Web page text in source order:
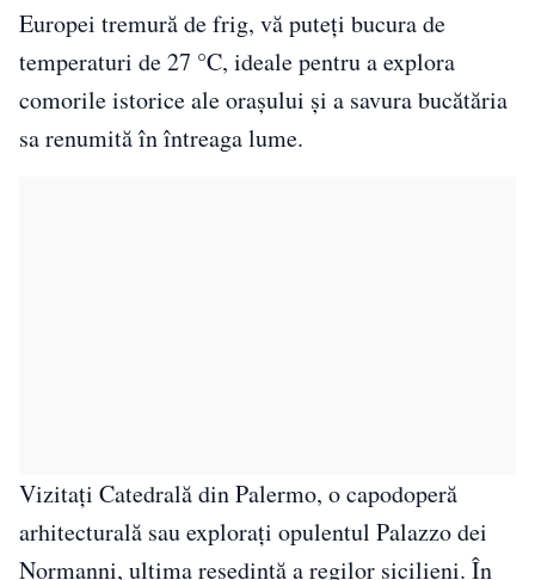
Europei tremură de frig, vă puteți bucura de
temperaturi de 27 °C, ideale pentru a explora
comorile istorice ale orașului și a savura bucătăria
sa renumită în întreaga lume.
Vizitați Catedrală din Palermo, o capodoperă
arhitecturală sau explorați opulentul Palazzo dei
Normanni, ultima reședință a regilor sicilieni. În